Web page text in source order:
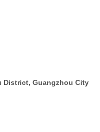
District, Guangzhou City